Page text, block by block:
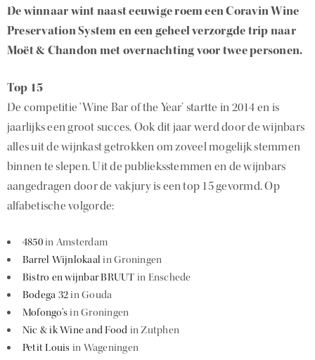
De winnaar wint naast eeuwige roem een Coravin Wine
Preservation System en een geheel verzorgde trip naar
Moët & Chandon met overnachting voor twee personen.
Top 15
De competitie ‘Wine Bar of the Year’ startte in 2014 en is
jaarlijks een groot succes. Ook dit jaar werd door de wijnbars
alles uit de wijnkast getrokken om zoveel mogelijk stemmen
binnen te slepen. Uit de publieksstemmen en de wijnbars
aangedragen door de vakjury is een top 15 gevormd. Op
alfabetische volgorde:
4850in Amsterdam
Barrel Wijnlokaal in Groningen
Bistro en wijnbar BRUUT in Enschede
Bodega 32in Gouda
Mofongo’sin Groningen
Nic & ik Wine and Food in Zutphen
Petit Louis in Wageningen